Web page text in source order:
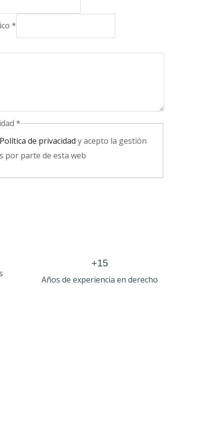
*
*
Política de privacidad y acepto la gestión
por parte de esta web
+15
Años de experiencia en derecho